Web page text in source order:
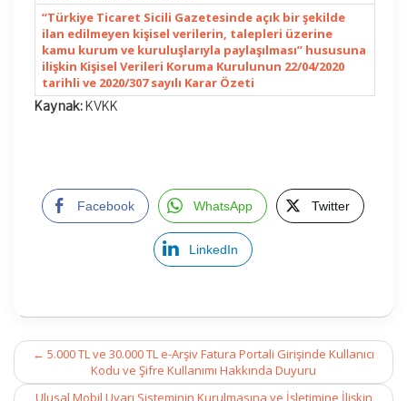
“Türkiye Ticaret Sicili Gazetesinde açık bir şekilde
ilan edilmeyen kişisel verilerin, talepleri üzerine
kamu kurum ve kuruluşlarıyla paylaşılması” hususuna
ilişkin Kişisel Verileri Koruma Kurulunun 22/04/2020
tarihli ve 2020/307 sayılı Karar Özeti
Kaynak:KVKK
Facebook WhatsApp Twitter
LinkedIn
Post
navigation
← 5.000 TL ve 30.000 TL e-Arşiv Fatura Portali Girişinde Kullanıcı
Kodu ve Şifre Kullanımı Hakkında Duyuru
Ulusal Mobil Uyarı Sisteminin Kurulmasına ve İşletimine İlişkin